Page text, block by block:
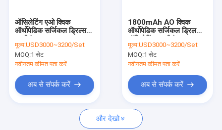
संपर्क करें
समाचार
ऑसिलेटिंग एओ क्विक
ऑर्थोपेडिक सर्जिकल ड्रिल्स
मूल्य:USD3000~3200/Set
MOQ:1 सेट
नवीनतम कीमत पता करें
अब से संपर्क करें
1800mAh AO क्विक
ऑर्थोपेडिक सर्जिकल ड्रिल
मूल्य:USD3000~3200/Set
MOQ:1 सेट
नवीनतम कीमत पता करें
अब से संपर्क करें
और देखो